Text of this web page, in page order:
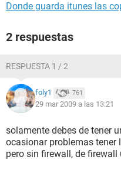
Donde guarda itunes las
2 respuestas
RESPUESTA 1 / 2
foly1 761
29 mar 2009 a las 13:21
solamente debes de tener
ocasionar problemas tener
pero sin firewall, de